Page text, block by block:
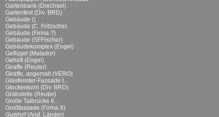
Gartenbank (Drechsel)
Gartenfest (Div. BRD)
Gebäude ()
Gebäude (C. Fritzsche)
Gebäude (Firma ?)
Gebäude (SFFischer)
Gebäudekomplex (Engel)
Geflügel (Matador)
Gehöft (Engel)
Giraffe (Reuter)
Giraffe, angemalt (VERO)
Glasfenster-Fassade I...
Glockenturm (Div. BRD)
Grabstelle (Reuter)
Große Talbrücke II...
Großfassade (Firma X)
Gutshof (And. Länder)